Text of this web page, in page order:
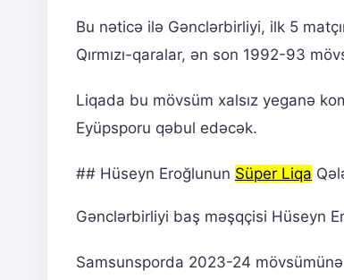
Bu nəticə ilə Gənclərbirliyi, ilk 5
Qırmızı-qaralar, ən son 1992-93
Liqada bu mövsüm xalsız yeganə
Eyüpsporu qəbul edəcək.
## Hüseyn Eroğlunun Süper Liqa
Gənclərbirliyi baş məşqçisi Hüseyn
Samsunsporda 2023-24